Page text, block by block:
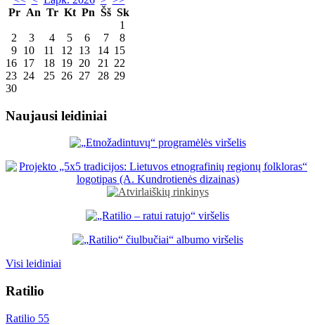
Pr An Tr Kt Pn Šš Sk
1
2
3 4 5 6 7
8
9 10 11 12 13 14 15
16 17 18 19 20 21
22
23 24 25 26 27 28 29
30
Naujausi leidiniai
Visi leidiniai
Ratilio
Ratilio 55